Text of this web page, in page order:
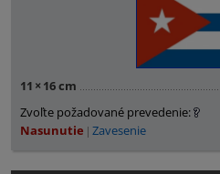
11 × 16 cm
Zvoľte požadované prevedenie:
Nasunutie Zavesenie